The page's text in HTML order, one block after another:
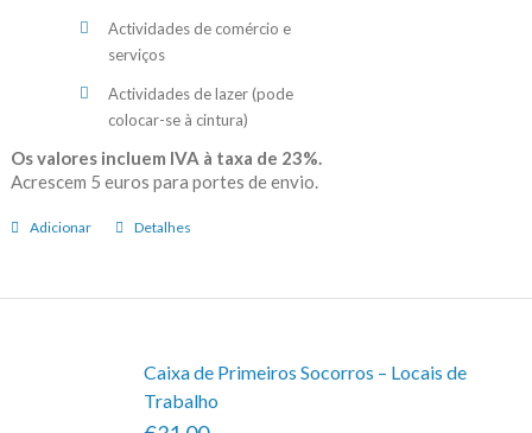
Actividades de comércio e
serviços
Actividades de lazer (pode
colocar-se à cintura)
Os valores incluem IVA à taxa de 23%.
Acrescem 5 euros para portes de envio.
Adicionar Detalhes
Caixa de Primeiros Socorros – Locais de
Trabalho